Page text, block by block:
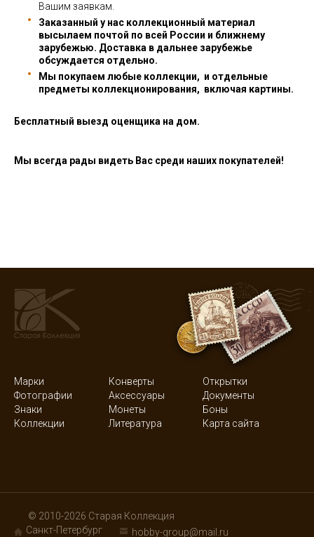
Вашим заявкам.
Заказанный у нас коллекционный материал
высылаем почтой по всей России и ближнему
зарубежью. Доставка в дальнее зарубежье
обсуждается отдельно.
Мы покупаем любые коллекции, и отдельные
предметы коллекционирования, включая картины.
Бесплатный выезд оценщика на дом.
Мы всегда рады видеть Вас среди наших покупателей!
Марки Конверты
Открытки
Фотографии
Аксессуары
Документы
Знаки
Монеты
Боны
Коллекции
Литература Карта сайта
© 2010-2026 Старая Коллекция
Санкт-Петербург
hobby-group@mail.ru